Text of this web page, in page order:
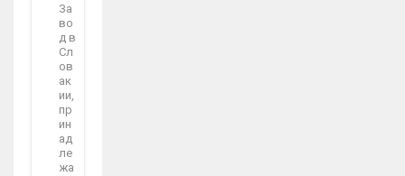
За
во
д в
Сл
ов
ак
ии,
пр
ин
ад
ле
жа